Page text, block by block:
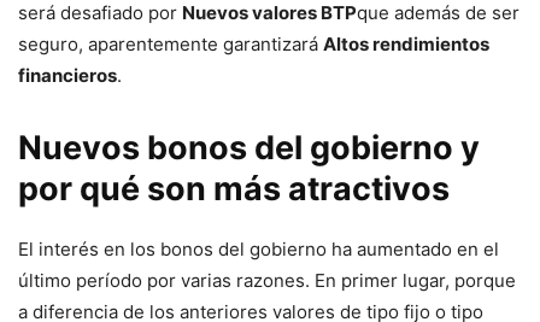
será desafiado por Nuevos valores BTPque además de ser
seguro, aparentemente garantizará Altos rendimientos
financieros.
Nuevos bonos del gobierno y
por qué son más atractivos
El interés en los bonos del gobierno ha aumentado en el
último período por varias razones. En primer lugar, porque
a diferencia de los anteriores valores de tipo fijo o tipo